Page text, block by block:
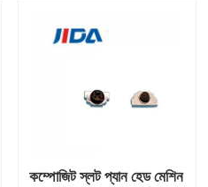
কম্পোজিট স্লট প্যান হেড মেশিন